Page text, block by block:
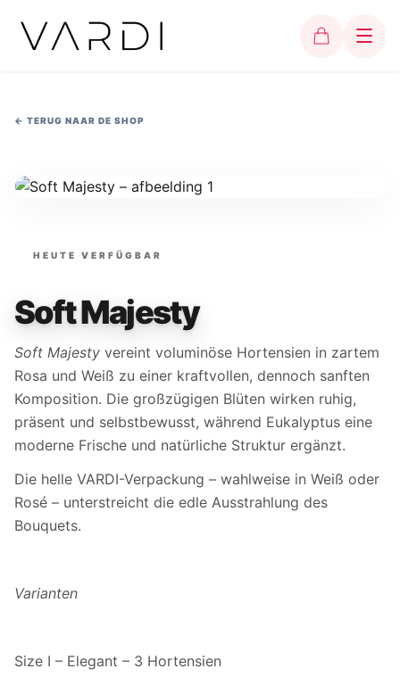
← TERUG NAAR DE SHOP
HEUTE VERFÜGBAR
Soft Majesty
Soft Majesty vereint voluminöse Hortensien in zartem
Rosa und Weiß zu einer kraftvollen, dennoch sanften
Komposition. Die großzügigen Blüten wirken ruhig,
präsent und selbstbewusst, während Eukalyptus eine
moderne Frische und natürliche Struktur ergänzt.
Die helle VARDI-Verpackung – wahlweise in Weiß oder
Rosé – unterstreicht die edle Ausstrahlung des
Bouquets.
Varianten
Size I – Elegant – 3 Hortensien